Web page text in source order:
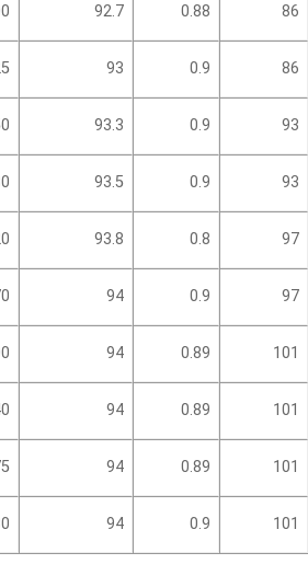
92.7 0.88 86
93 0.9 86
93.3 0.9 93
93.5 0.9 93
93.8 0.8 97
94 0.9 97
94 0.89 101
94 0.89 101
94 0.89 101
94 0.9 101